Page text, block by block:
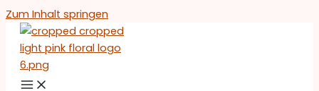
Zum Inhalt springen